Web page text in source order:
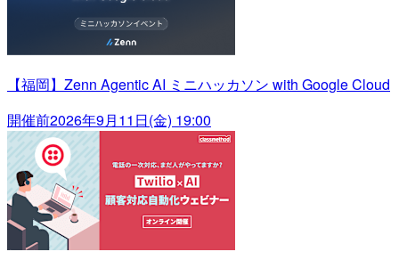
【福岡】Zenn Agentic AI ミニハッカソン with Google Cloud
開催前2026年9月11日(金) 19:00